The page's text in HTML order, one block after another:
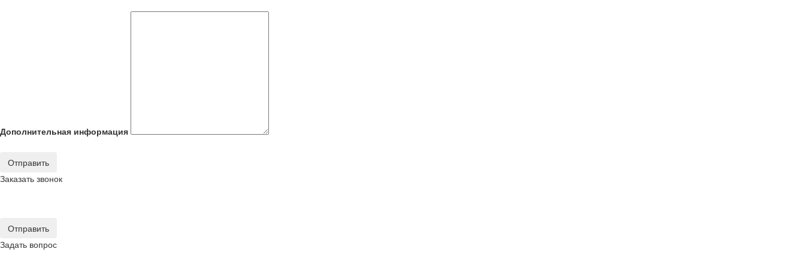
Дополнительная информация
Отправить
Заказать звонок
Отправить
Задать вопрос